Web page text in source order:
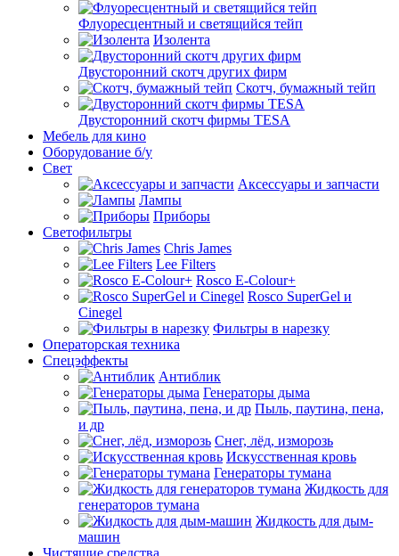
Флуоресцентный и светящийся тейп
Изолента
Двусторонний скотч других фирм
Скотч, бумажный тейп
Двусторонний скотч фирмы TESA
Мебель для кино
Оборудование б/у
Свет
Аксессуары и запчасти
Лампы
Приборы
Светофильтры
Chris James
Lee Filters
Rosco E-Colour+
Rosco SuperGel и
Cinegel
Фильтры в нарезку
Операторская техника
Спецэффекты
Антиблик
Генераторы дыма
Пыль, паутина, пена,
и др
Снег, лёд, изморозь
Искусственная кровь
Генераторы тумана
Жидкость для
генераторов тумана
Жидкость для дым-
машин
Чистящие средства